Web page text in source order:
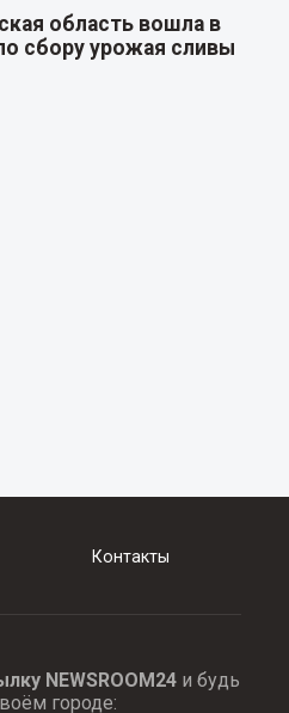
область вошла в
сбору урожая сливы
Контакты
NEWSROOM24и будь
городе: